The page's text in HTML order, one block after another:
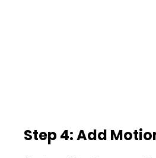
Step 4: Add